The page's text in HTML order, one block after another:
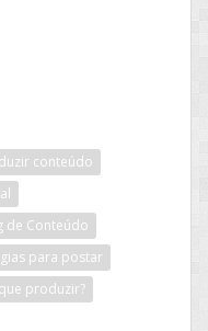
conteúdo
de Conteúdo
para postar
produzir?